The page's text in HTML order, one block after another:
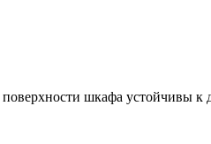
шкафа устойчивы к